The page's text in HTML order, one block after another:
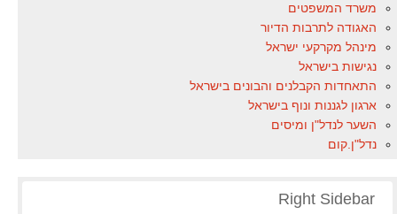
משרד המשפטים
האגודה לתרבות הדיור
מינהל מקרקעי ישראל
נגישות בישראל
התאחדות הקבלנים והבונים בישראל
ארגון לגננות ונוף בישראל
השער לנדל"ן ומיסים
נדל"ן.קום
Right Sidebar